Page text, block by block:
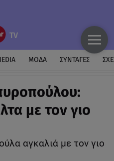
ΜΟΔΑ ΣΥΝΤΑΓΕΣ
με τον γιο
αγκαλιά με τον γιο